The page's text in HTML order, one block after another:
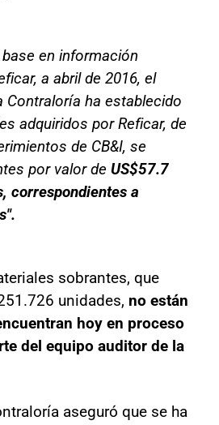
base en información
a abril de 2016, el
Contraloría ha establecido
adquiridos por Reficar, de
de CB&I, se
por valor de US$57.7
correspondientes a
sobrantes, que
unidades, no están
hoy en proceso
del equipo auditor de la
aseguró que se ha